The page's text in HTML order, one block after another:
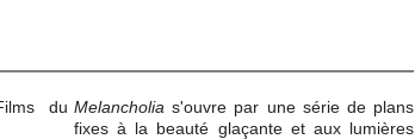
Melancholia s'ouvre par une série de plans
fixes à la beauté glaçante et aux lumières